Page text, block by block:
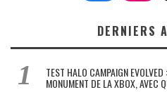
DERNIERS
TEST HALO CAMPAIGN
MONUMENT DE LA XBOX, AVEC